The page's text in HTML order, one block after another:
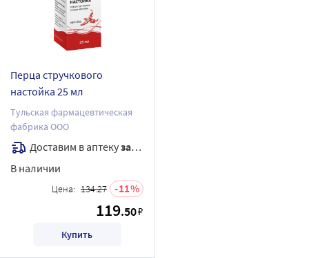
Перца стручкового
настойка 25 мл
Тульская фармацевтическая
фабрика ООО
Доставим в аптекузавтра
В наличии
Цена: 134.27 11
119.50₽
Купить